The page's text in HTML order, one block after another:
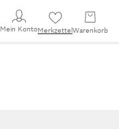
Mein KontoMerkzettel Warenkorb